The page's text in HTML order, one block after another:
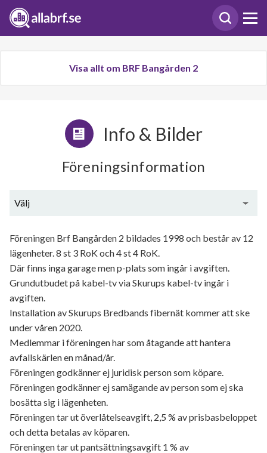
Visa allt om BRF Bangården 2
Info & Bilder
Föreningsinformation
Välj
Föreningen Brf Bangården 2 bildades 1998 och består av 12
lägenheter. 8 st 3 RoK och 4 st 4 RoK.
Där finns inga garage men p-plats som ingår i avgiften.
Grundutbudet på kabel-tv via Skurups kabel-tv ingår i
avgiften.
Installation av Skurups Bredbands fibernät kommer att ske
under våren 2020.
Medlemmar i föreningen har som åtagande att hantera
avfallskärlen en månad/år.
Föreningen godkänner ej juridisk person som köpare.
Föreningen godkänner ej samägande av person som ej ska
bosätta sig i lägenheten.
Föreningen tar ut överlåtelseavgift, 2,5 % av prisbasbeloppet
och detta betalas av köparen.
Föreningen tar ut pantsättningsavgift 1 % av